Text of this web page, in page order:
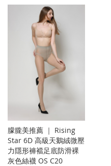
朦朧美推薦 ｜ Rising
Star 6D 高級天鵝絨微壓
力隱形褲襠足底防滑裸
灰色絲襪 OS C20